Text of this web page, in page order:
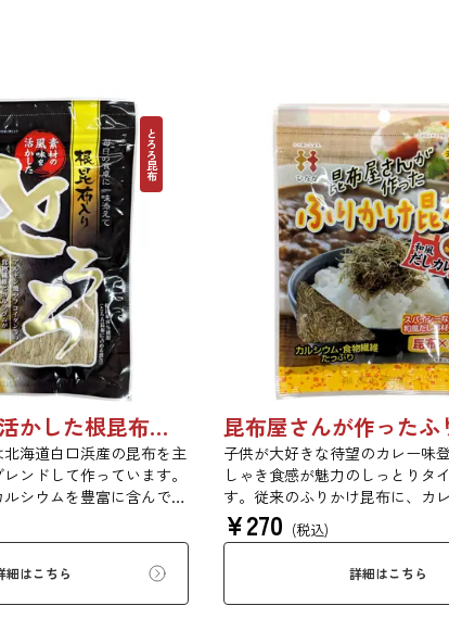
とろろ昆布
素材の風味を活かした根昆布入りとろろ 65g 単品 5袋セット 20袋セット 1736
海道白口浜産の昆布を主
ンドして作っています。
シウムを豊富に含んでい
削っており、ご飯やお吸
美味しく召し上がれま
り、つるっと広がる根昆
賞味ください。
細はこちら
子供が大好きな待望のカレー味
しゃき食感が魅力のしっとりタ
す。従来のふりかけ昆布に、カ
えました。さらに、鰹といった
料も加え、だしカレー風に仕上
¥270 (税込)
詳細はこちら